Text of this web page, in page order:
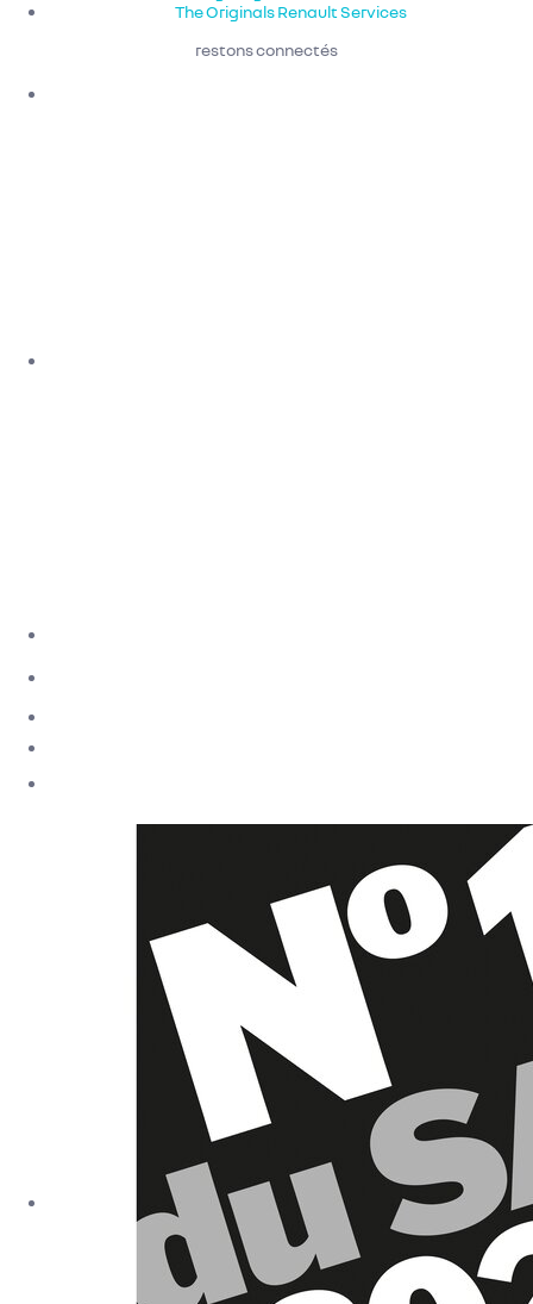
The Originals Renault Services
restons connectés